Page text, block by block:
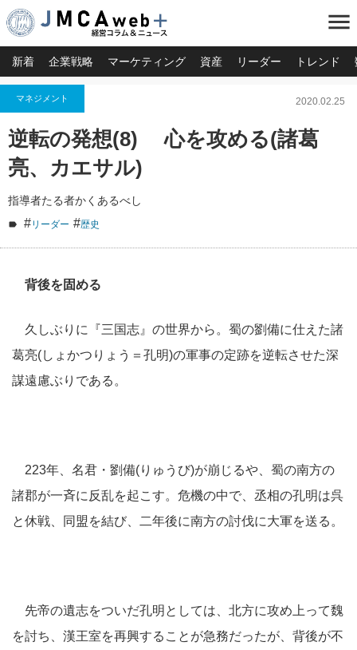
menu
新着 企業戦略 マーケティング 資産 リーダー トレンド
マネジメント 2020.02.25
逆転の発想(8) 心を攻める(諸葛
亮、カエサル)
指導者たる者かくあるべし
#リーダー #歴史
背後を固める
久しぶりに『三国志』の世界から。蜀の劉備に仕えた諸
葛亮(しょかつりょう＝孔明)の軍事の定跡を逆転させた深
謀遠慮ぶりである。
223年、名君・劉備(りゅうび)が崩じるや、蜀の南方の
諸郡が一斉に反乱を起こす。危機の中で、丞相の孔明は呉
と休戦、同盟を結び、二年後に南方の討伐に大軍を送る。
先帝の遺志をついだ孔明としては、北方に攻め上って魏
を討ち、漢王室を再興することが急務だったが、背後が不